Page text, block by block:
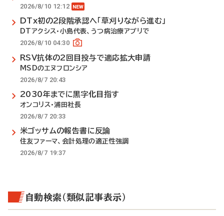
2026/8/10 12:12
DTx初の2段階承認へ「草刈りながら進む」
DTアクシス・小島代表、うつ病治療アプリで
2026/8/10 04:30
RSV抗体の2回目投与で適応拡大申請
MSDのエヌフロンシア
2026/8/7 20:43
2030年までに黒字化目指す
オンコリス・浦田社長
2026/8/7 20:33
米ゴッサムの報告書に反論
住友ファーマ、会計処理の適正性強調
2026/8/7 19:37
自動検索（類似記事表示）